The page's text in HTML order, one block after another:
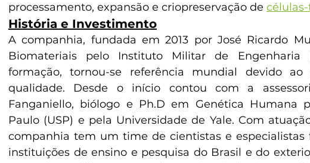
processamento, expansão e criopreservação de
História e Investimento
A companhia, fundada em 2013 por José Ricardo
Biomateriais pelo Instituto Militar de Engenharia
formação, tornou-se referência mundial devido
qualidade. Desde o início contou com a
Fanganiello, biólogo e Ph.D em Genética Humana
Paulo (USP) e pela Universidade de Yale. Com
companhia tem um time de cientistas e especialistas
instituições de ensino e pesquisa do Brasil e do